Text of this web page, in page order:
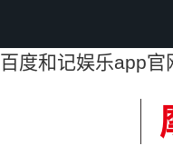
百度和记娱乐app官